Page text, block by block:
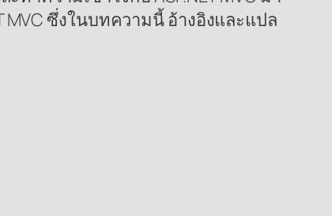
MVC ซึ่งในบทความนี้ อ้างอิงและแปล